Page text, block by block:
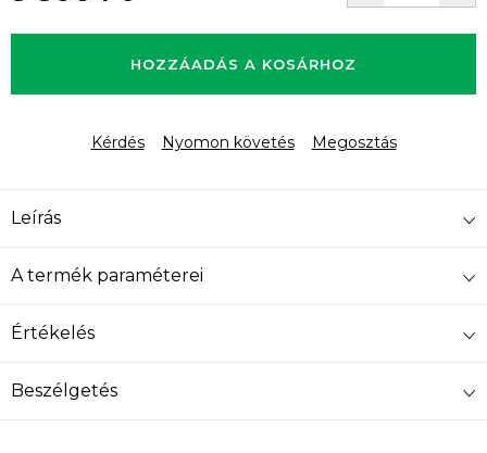
HOZZÁADÁS A KOSÁRHOZ
Kérdés Nyomon követés Megosztás
Leírás
A termék paraméterei
Értékelés
Beszélgetés